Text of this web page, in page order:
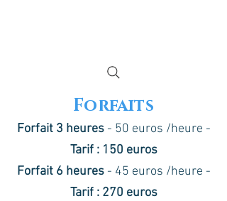
Forfaits
Forfait 3 heures- 50 euros /heure -
Tarif : 150 euros
Forfait 6 heures- 45 euros /heure -
Tarif : 270 euros